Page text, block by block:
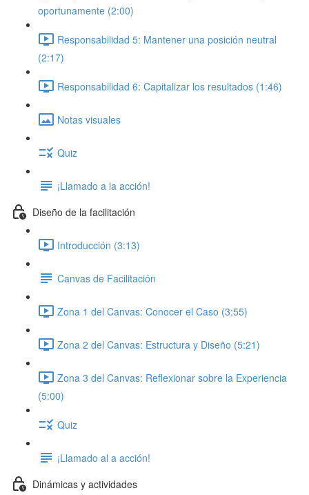
oportunamente (2:00)
Responsabilidad 5: Mantener una posición neutral
(2:17)
Responsabilidad 6: Capitalizar los resultados (1:46)
Notas visuales
Quiz
¡Llamado a la acción!
Diseño de la facilitación
Introducción (3:13)
Canvas de Facilitación
Zona 1 del Canvas: Conocer el Caso (3:55)
Zona 2 del Canvas: Estructura y Diseño (5:21)
Zona 3 del Canvas: Reflexionar sobre la Experiencia
(5:00)
Quiz
¡Llamado al a acción!
Dinámicas y actividades